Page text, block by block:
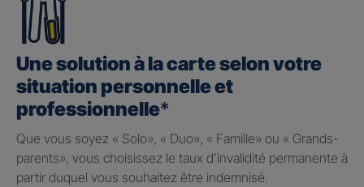
Une solution à la carte selon votre
situation personnelle et
professionnelle*
Que vous soyez « Solo», « Duo», « Famille» ou « Grands-
parents», vous choisissez le taux d’invalidité permanente à
partir duquel vous souhaitez être indemnisé.